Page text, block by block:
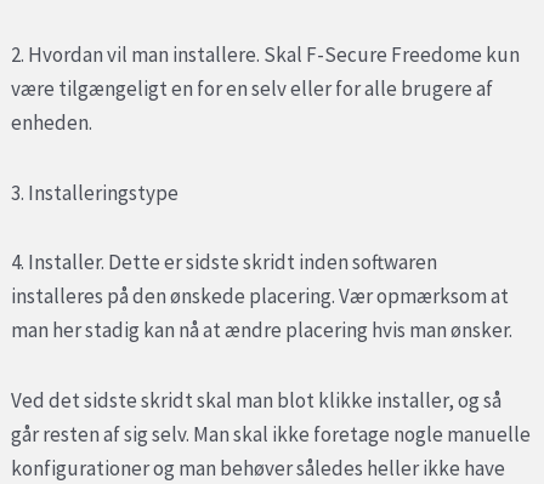
2. Hvordan vil man installere. Skal F-Secure Freedome kun
være tilgængeligt en for en selv eller for alle brugere af
enheden.
3. Installeringstype
4. Installer. Dette er sidste skridt inden softwaren
installeres på den ønskede placering. Vær opmærksom at
man her stadig kan nå at ændre placering hvis man ønsker.
Ved det sidste skridt skal man blot klikke installer, og så
går resten af sig selv. Man skal ikke foretage nogle manuelle
konfigurationer og man behøver således heller ikke have